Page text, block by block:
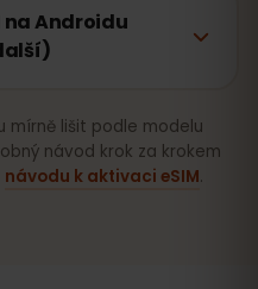
na Androidu
mírně lišit podle modelu
návod krok za krokem
návodu k aktivaci eSIM.